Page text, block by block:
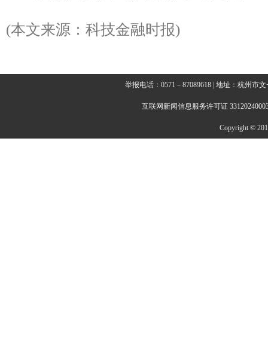
(本文来源：科技金融时报)
举报电话：0571－87089618 | 地址：杭州市
互联网新闻信息服务许可证
Copyright ©